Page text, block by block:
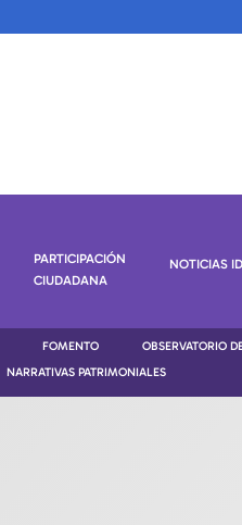
PARTICIPACIÓN
CIUDADANA
NOTICIAS
FOMENTO OBSERVATORIO
NARRATIVAS PATRIMONIALES